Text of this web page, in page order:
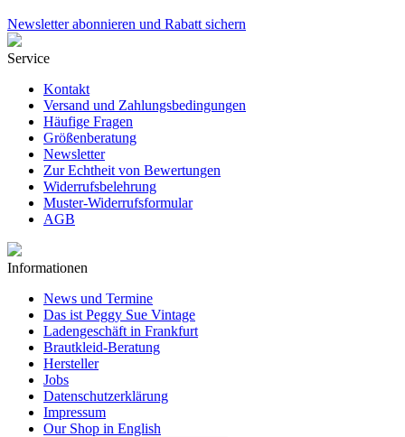
Newsletter abonnieren und Rabatt sichern
Service
Kontakt
Versand und Zahlungsbedingungen
Häufige Fragen
Größenberatung
Newsletter
Zur Echtheit von Bewertungen
Widerrufsbelehrung
Muster-Widerrufsformular
AGB
Informationen
News und Termine
Das ist Peggy Sue Vintage
Ladengeschäft in Frankfurt
Brautkleid-Beratung
Hersteller
Jobs
Datenschutzerklärung
Impressum
Our Shop in English